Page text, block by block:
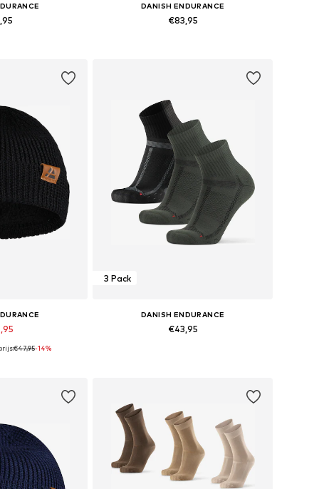
DANISH ENDURANCE
€83,95
55-60
€47,95-14%
3 Pack
DANISH ENDURANCE
€43,95